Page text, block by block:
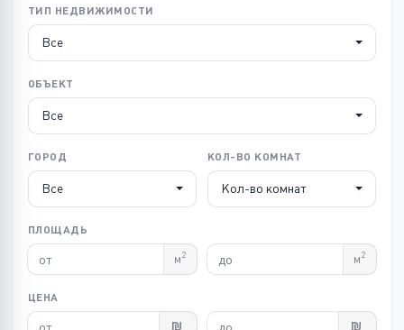
ТИП НЕДВИЖИМОСТИ
Все
ОБЪЕКТ
Все
ГОРОД
Все
КОЛ-ВО КОМНАТ
Кол-во комнат
ПЛОЩАДЬ
м2 м2
ЦЕНА